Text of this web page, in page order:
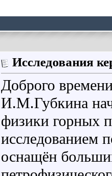
Исследования
Доброго
И.М.Губкина
физики горных
исследованием
оснащён